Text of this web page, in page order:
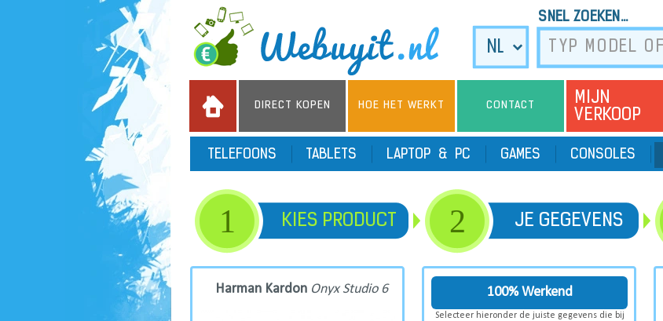
SNEL ZOEKEN...
DIRECT KOPEN HOE HET WERKT CONTACT
MIJN
VERKOOP
TELEFOONS TABLETS LAPTOP & PC GAMES CONSOLES
1 KIES PRODUCT 2 JE GEGEVENS
Harman Kardon Onyx Studio 6 100% Werkend
Selecteer hieronder de juiste gegevens die bij